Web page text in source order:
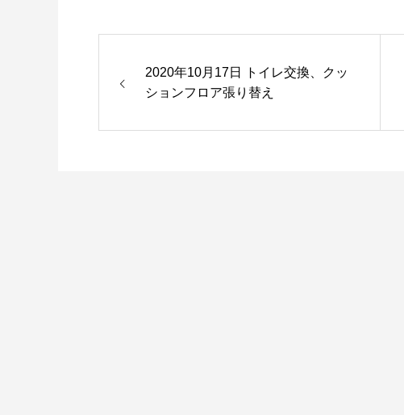
2020年10月17日 トイレ交換、クッ
ションフロア張り替え